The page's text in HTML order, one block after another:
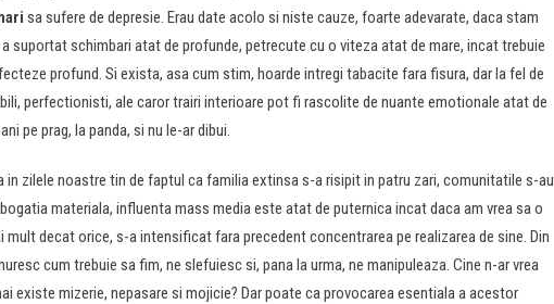
sa sufere de depresie. Erau date acolo si niste cauze, foarte adevarate, daca stam
suportat schimbari atat de profunde, petrecute cu o viteza atat de mare, incat trebuie
profund. Si exista, asa cum stim, hoarde intregi tabacite fara fisura, dar la fel de
perfectionisti, ale caror trairi interioare pot fi rascolite de nuante emotionale atat de
pe prag, la panda, si nu le-ar dibui.
in zilele noastre tin de faptul ca familia extinsa s-a risipit in patru zari, comunitatile s-au
materiala, influenta mass media este atat de puternica incat daca am vrea sa o
mult decat orice, s-a intensificat fara precedent concentrarea pe realizarea de sine. Din
cum trebuie sa fim, ne slefuiesc si, pana la urma, ne manipuleaza. Cine n-ar vrea
existe mizerie, nepasare si mojicie? Dar poate ca provocarea esentiala a acestor